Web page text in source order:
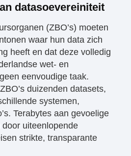
datasoevereiniteit
(ZBO’s) moeten
waar hun data zich
heeft en dat deze volledig
wet- en
eenvoudige taak.
duizenden datasets,
systemen,
Terabytes aan gevoelige
uiteenlopende
strikte, transparante